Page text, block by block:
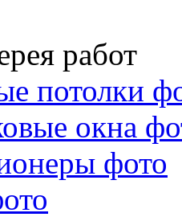
работ
потолки
окна
фото